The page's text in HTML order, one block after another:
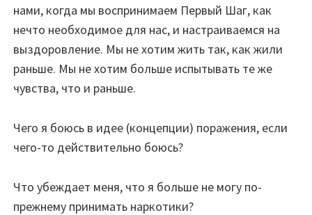
нами, когда мы воспринимаем Первый Шаг, как
нечто необходимое для нас, и настраиваемся на
выздоровление. Мы не хотим жить так, как жили
раньше. Мы не хотим больше испытывать те же
чувства, что и раньше.
Чего я боюсь в идее (концепции) поражения, если
чего-то действительно боюсь?
Что убеждает меня, что я больше не могу по-
прежнему принимать наркотики?